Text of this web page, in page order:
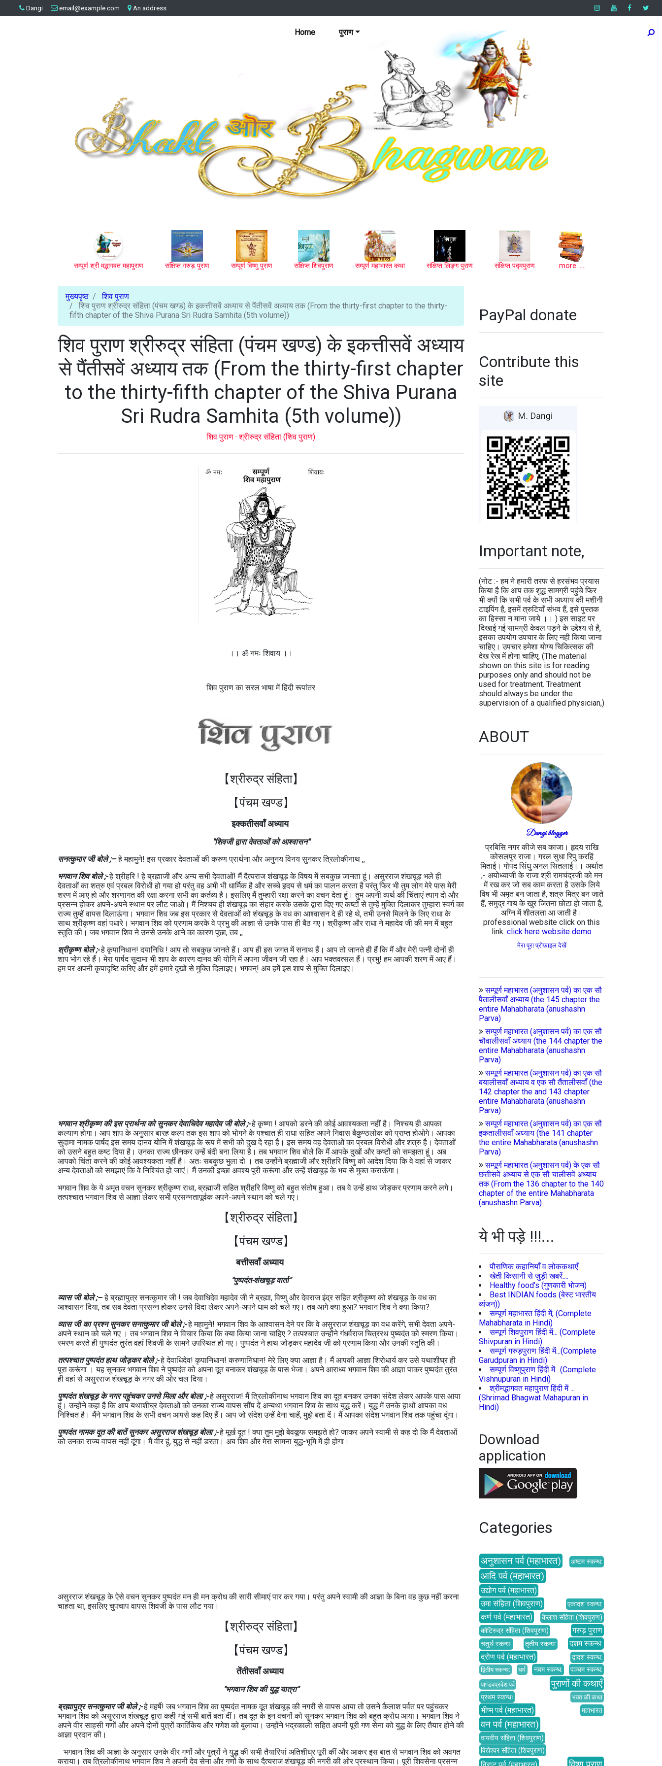
Dangi email@example.com An address
Home पुराण
सम्पूर्ण श्री मद्भागवत महापुराण संक्षिप्त गरुड़ पुराण सम्पूर्ण विष्णु पुराण संक्षिप्त शिवपुराण सम्पूर्ण महाभारत कथा संक्षिप्त लिङ्ग पुराण संक्षिप्त पद्मपुराण more .....
मुख्यपृष्ठ
शिव पुराण
शिव पुराण श्रीरुद्र संहिता (पंचम खण्ड) के इकत्तीसवें अध्याय से पैंतीसवें अध्याय तक (From the thirty-first chapter to the thirty-
fifth chapter of the Shiva Purana Sri Rudra Samhita (5th volume))
शिव पुराण श्रीरुद्र संहिता (पंचम खण्ड) के इकत्तीसवें अध्याय
से पैंतीसवें अध्याय तक (From the thirty-first chapter
to the thirty-fifth chapter of the Shiva Purana
Sri Rudra Samhita (5th volume))
शिव पुराण ·श्रीरुद्र संहिता (शिव पुराण)
।। ॐ नमः शिवाय ।।
शिव पुराण का सरल भाषा में हिंदी रूपांतर
【श्रीरुद्र संहिता】
【पंचम खण्ड】
इक्कतीसवाँ अध्याय
"शिवजी द्वारा देवताओं को आश्वासन"
सनत्कुमार जी बोले ;–हे महामुने! इस प्रकार देवताओं की करुण प्रार्थना और अनुनय विनय सुनकर त्रिलोकीनाथ ,,
भगवान शिव बोले ;-हे श्रीहरि ! हे ब्रह्माजी और अन्य सभी देवताओं! मैं दैत्यराज शंखचूड़ के विषय में सबकुछ जानता हूं। असुरराज शंखचूड़ भले ही
देवताओं का शत्रु एवं प्रबल विरोधी हो गया हो परंतु वह अभी भी धार्मिक है और सच्चे हृदय से धर्म का पालन करता है परंतु फिर भी तुम लोग मेरे पास मेरी
शरण में आए हो और शरणागत की रक्षा करना सभी का कर्तव्य है। इसलिए मैं तुम्हारी रक्षा करने का वचन देता हूं। तुम अपनी व्यर्थ की चिंताएं त्याग दो और
प्रसन्न होकर अपने-अपने स्थान पर लौट जाओ। मैं निश्चय ही शंखचूड़ का संहार करके उसके द्वारा दिए गए कष्टों से तुम्हें मुक्ति दिलाकर तुम्हारा स्वर्ग का
राज्य तुम्हें वापस दिलाऊंगा। भगवान शिव जब इस प्रकार से देवताओं को शंखचूड़ के वध का आश्वासन दे ही रहे थे, तभी उनसे मिलने के लिए राधा के
साथ श्रीकृष्ण वहां पधारे। भगवान शिव को प्रणाम करके वे प्रभु की आज्ञा से उनके पास ही बैठ गए। श्रीकृष्ण और राधा ने महादेव जी की मन में बहुत
स्तुति की। जब भगवान शिव ने उनसे उनके आने का कारण पूछा, तब ,,
श्रीकृष्ण बोले ;-हे कृपानिधान! दयानिधि ! आप तो सबकुछ जानते हैं। आप ही इस जगत में सनाथ हैं। आप तो जानते ही हैं कि मैं और मेरी पत्नी दोनों ही
शाप भोग रहे हैं। मेरा पार्षद सुदामा भी शाप के कारण दानव की योनि में अपना जीवन जी रहा है। आप भक्तवत्सल हैं। प्रभु! हम आपकी शरण में आए हैं।
हम पर अपनी कृपादृष्टि करिए और हमें हमारे दुखों से मुक्ति दिलाइए। भगवन्! अब हमें इस शाप से मुक्ति दिलाइए।
भगवान श्रीकृष्ण की इस प्रार्थना को सुनकर देवाधिदेव महादेव जी बोले ;-हे कृष्णा ! आपको डरने की कोई आवश्यकता नहीं है। निश्चय ही आपका
कल्याण होगा। आप शाप के अनुसार बारह कल्प तक इस शाप को भोगने के पश्चात ही राधा सहित अपने निवास बैकुण्ठलोक को प्राप्त होओगे। आपका
सुदामा नामक पार्षद इस समय दानव योनि में शंखचूड़ के रूप में सभी को दुख दे रहा है। इस समय वह देवताओं का प्रबल विरोधी और शत्रु है। देवताओं
को उसने बहुत कष्ट दिया है। उनका राज्य छीनकर उन्हें बंदी बना लिया है। तब भगवान शिव बोले कि मैं आपके दुखों और कष्टों को समझता हूं। अब
आपको चिंता करने की कोई आवश्यकता नहीं है। अतः सबकुछ भुला दो । तब उन्होंने ब्रह्माजी और श्रीहरि विष्णु को आदेश दिया कि वे वहां से जाकर
अन्य देवताओं को समझाएं कि वे निश्चिंत हो जाएं। मैं उनकी इच्छा अवश्य पूरी करूंगा और उन्हें शंखचूड़ के भय से मुक्त कराऊंगा।
भगवान शिव के ये अमृत वचन सुनकर श्रीकृष्ण राधा, ब्रह्माजी सहित श्रीहरि विष्णु को बहुत संतोष हुआ। तब वे उन्हें हाथ जोड़कर प्रणाम करने लगे।
तत्पश्चात भगवान शिव से आज्ञा लेकर सभी प्रसन्नतापूर्वक अपने-अपने स्थान को चले गए।
【श्रीरुद्र संहिता】
【पंचम खण्ड】
बत्तीसवाँ अध्याय
"पुष्पदंत-शंखचूड़ वार्ता"
व्यास जी बोले ;–हे ब्रह्मापुत्र सनत्कुमार जी ! जब देवाधिदेव महादेव जी ने ब्रह्मा, विष्णु और देवराज इंद्र सहित श्रीकृष्ण को शंखचूड़ के वध का
आश्वासन दिया, तब सब देवता प्रसन्न होकर उनसे विदा लेकर अपने-अपने धाम को चले गए। तब आगे क्या हुआ? भगवान शिव ने क्या किया?
व्यास जी का प्रश्न सुनकर सनत्कुमार जी बोले ;-हे महामुने! भगवान शिव के आश्वासन देने पर कि वे असुरराज शंखचूड़ का वध करेंगे, सभी देवता अपने-
अपने स्थान को चले गए । तब भगवान शिव ने विचार किया कि क्या किया जाना चाहिए ? तत्पश्चात उन्होंने गंधर्वराज चित्ररथ पुष्यदंत को स्मरण किया।
स्मरण करते ही पुष्पदंत तुरंत वहां शिवजी के सामने उपस्थित हो गए। पुष्पदंत ने हाथ जोड़कर महादेव जी को प्रणाम किया और उनकी स्तुति की।
तत्पश्चात पुष्पदंत हाथ जोड़कर बोले ;-हे देवाधिदेव! कृपानिधान! करुणानिधान! मेरे लिए क्या आज्ञा है। मैं आपकी आज्ञा शिरोधार्य कर उसे यथाशीघ्र ही
पूरा करूंगा । यह सुनकर भगवान शिव ने पुष्पदंत को अपना दूत बनाकर शंखचूड़ के पास भेजा। अपने आराध्य भगवान शिव की आज्ञा पाकर पुष्पदंत तुरंत
ही वहां से असुरराज शंखचूड़ के नगर की ओर चल दिया।
पुष्पदंत शंखचूड़ के नगर पहुंचकर उनसे मिला और बोला ;-हे असुरराज! मैं त्रिलोकीनाथ भगवान शिव का दूत बनकर उनका संदेश लेकर आपके पास आया
हूं। उन्होंने कहा है कि आप यथाशीघ्र देवताओं को उनका राज्य वापस सौंप दें अन्यथा भगवान शिव के साथ युद्ध करें। युद्ध में उनके हाथों आपका वध
निश्चित है। मैंने भगवान शिव के सभी वचन आपसे कह दिए हैं। आप जो संदेश उन्हें देना चाहें, मुझे बता दें। मैं आपका संदेश भगवान शिव तक पहुंचा दूंगा।
पुष्पदंत नामक दूत की बातें सुनकर असुरराज शंखचूड़ बोला ;-हे मूर्ख दूत ! क्या तुम मुझे बेवकूफ समझते हो? जाकर अपने स्वामी से कह दो कि मैं देवताओं
को उनका राज्य वापस नहीं दूंगा। मैं वीर हूं, युद्ध से नहीं डरता। अब शिव और मेरा सामना युद्ध-भूमि में ही होगा।
असुरराज शंखचूड़ के ऐसे वचन सुनकर पुष्पदंत मन ही मन क्रोध की सारी सीमाएं पार कर गया। परंतु अपने स्वामी की आज्ञा के बिना वह कुछ नहीं करना
चाहता था, इसलिए चुपचाप वापस शिवजी के पास लौट गया।
【श्रीरुद्र संहिता】
【पंचम खण्ड】
तेंतीसवाँ अध्याय
"भगवान शिव की युद्ध यात्रा"
ब्रह्मापुत्र सनत्कुमार जी बोले ;-हे महर्षे! जब भगवान शिव का पुष्पदंत नामक दूत शंखचूड़ की नगरी से वापस आया तो उसने कैलाश पर्वत पर पहुंचकर
भगवान शिव को असुरराज शंखचूड़ द्वारा कही गई सभी बातें बता दीं। तब दूत के इन वचनों को सुनकर भगवान शिव को बहुत क्रोध आया। भगवान शिव ने
अपने वीर साहसी गणों और अपने दोनों पुत्रों कार्तिकेय और गणेश को बुलाया। उन्होंने भद्रकाली सहित अपनी पूरी गण सेना को युद्ध के लिए तैयार होने की
आज्ञा प्रदान की।
भगवान शिव की आज्ञा के अनुसार उनके वीर गणों और पुत्रों ने युद्ध की सभी तैयारियां अतिशीघ्र पूरी कीं और आकर इस बात से भगवान शिव को अवगत
कराया। तब त्रिलोकीनाथ भगवान शिव ने अपनी देव सेना और गणों के साथ दैत्यराज शंखचूड़ की नगरी की ओर प्रस्थान किया। पूरी शिवसेना प्रसन्न
PayPal donate
Contribute this
site
Important note,
(नोट :- हम ने हमारी तरफ से हरसंभव प्रयास
किया है कि आप तक शुद्ध सामग्री पहुंचे फिर
भी क्यों कि सभी पर्व के सभी अध्याय की मशीनी
टाइपिंग है, इसमें त्रुटियाँ संभव हैं, इसे पुस्तक
का हिस्सा न माना जाये ।। ) इस साइट पर
दिखाई गई सामग्री केवल पड़ने के उद्देश्य से है,
इसका उपयोग उपचार के लिए नही किया जाना
चाहिए। उपचार हमेशा योग्य चिकित्सक की
देख रेख में होना चाहिए, (The material
shown on this site is for reading
purposes only and should not be
used for treatment. Treatment
should always be under the
supervision of a qualified physician,)
ABOUT
Dangi blogger
प्रबिसि नगर कीजे सब काजा। हृदय राखि
कोसलपुर राजा। गरल सुधा रिपु करहिं
मिताई। गोपद सिंधु अनल सितलाई।। अर्थात
;- अयोध्याजी के राजा श्री रामचंद्रजी को मन
में रख कर जो सब काम करता है उसके लिये
विष भी अमृत बन जाता है, शत्रु मित्र बन जाते
हैं, समुद्र गाय के खुर जितना छोटा हो जाता है,
अग्नि में शीतलता आ जाती है।
professional website click on this
link. click here website demo
मेरा पूरा प्रोफ़ाइल देखें
सम्पूर्ण महाभारत (अनुशासन पर्व) का एक सौ
पैंतालीसवाँ अध्याय (the 145 chapter the
entire Mahabharata (anushashn
Parva)
सम्पूर्ण महाभारत (अनुशासन पर्व) का एक सौ
चौवालीसवाँ अध्याय (the 144 chapter the
entire Mahabharata (anushashn
Parva)
सम्पूर्ण महाभारत (अनुशासन पर्व) का एक सौ
बयालीसवाँ अध्याय व एक सौ तैंतालीसवाँ (the
142 chapter the and 143 chapter
entire Mahabharata (anushashn
Parva)
सम्पूर्ण महाभारत (अनुशासन पर्व) का एक सौ
इकतालीसवाँ अध्याय (the 141 chapter
the entire Mahabharata (anushashn
Parva)
सम्पूर्ण महाभारत (अनुशासन पर्व) के एक सौ
छत्तीसवें अध्याय से एक सौ चालीसवें अध्याय
तक (From the 136 chapter to the 140
chapter of the entire Mahabharata
(anushashn Parva)
ये भी पड़े !!!...
पौराणिक कहानियाँ व लोककथाएँ
खेती किसानी से जुड़ी खबरें....
Healthy food's (गुणकारी भोजन)
Best INDIAN foods (बेस्ट भारतीय
व्यंजन))
सम्पूर्ण महाभारत हिंदी में, (Complete
Mahabharata in Hindi)
सम्पूर्ण शिवपुराण हिंदी में... (Complete
Shivpuran in Hindi)
सम्पूर्ण गरुड़पुराण हिंदी में...(Complete
Garudpuran in Hindi)
सम्पूर्ण विष्णुपुराण हिंदी में.. (Complete
Vishnupuran in Hindi)
श्रीमद्भागवत महापुराण हिंदी में ...
(Shrimad Bhagwat Mahapuran in
Hindi)
Download
application
Categories
अनुशासन पर्व (महाभारत) अष्टम स्कन्ध:
आदि पर्व (महाभारत)
उद्योग पर्व (महाभारत)
उमा संहिता (शिवपुराण)
एकादश स्कन्ध:
कर्ण पर्व (महाभारत)
कैलाश संहिता (शिवपुराण)
कोटिरुद्र संहिता (शिवपुराण)
गरुड़ पुराण
चतुर्थ स्कन्धः तृतीय स्कन्ध:
दशम स्कन्ध:
द्रोण पर्व (महाभारत)
द्वादश स्कन्ध:
द्वितीय स्कन्ध: धर्म नवम स्कन्ध: पञ्चम स्कन्ध:
पाण्डवप्रवेश पर्व पुराणों की कथाएँ
प्रथम स्कन्धः भक्त की कथा
भीष्म पर्व (महाभारत) महाभारत
वन पर्व (महाभारत)
वायवीय संहिता (शिवपुराण)
विद्येश्वर संहिता (शिवपुराण)